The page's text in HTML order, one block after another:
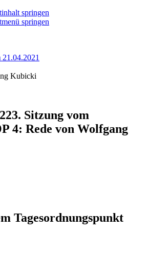
springen
springen
Kubicki
223. Sitzung vom
4: Rede von Wolfgang
Tagesordnungspunkt